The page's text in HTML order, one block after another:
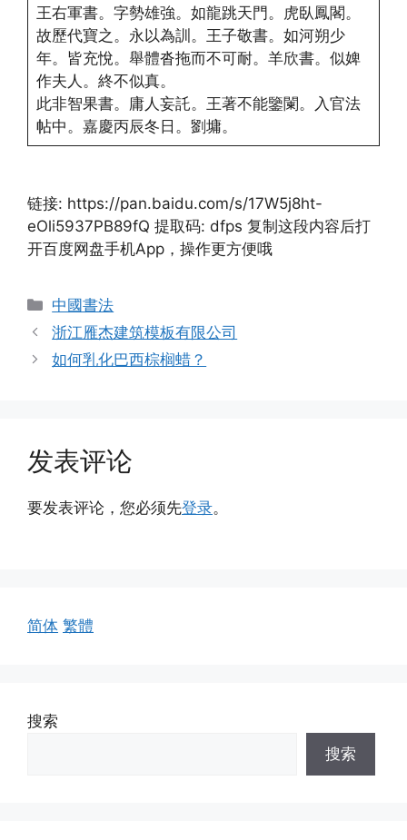
王右軍書。字勢雄強。如龍跳天門。虎臥鳳閣。
故歷代寶之。永以為訓。王子敬書。如河朔少
年。皆充悅。舉體沓拖而不可耐。羊欣書。似婢
作夫人。終不似真。
此非智果書。庸人妄託。王著不能鑒闌。入官法
帖中。嘉慶丙辰冬日。劉墉。
链接: https://pan.baidu.com/s/17W5j8ht-
eOli5937PB89fQ 提取码: dfps 复制这段内容后打
开百度网盘手机App，操作更方便哦
分
类
中國書法
浙江雁杰建筑模板有限公司
如何乳化巴西棕榈蜡？
发表评论
要发表评论，您必须先登录。
简体 繁體
搜索
搜索